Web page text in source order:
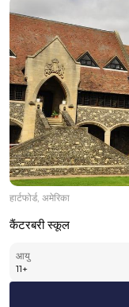
हार्टफोर्ड, अमेरिका
कैंटरबरी स्कूल
आयु
11+